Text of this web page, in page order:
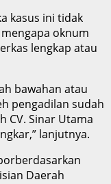
kasus ini tidak
oknum
lengkap atau
bawahan atau
pengadilan sudah
CV. Sinar Utama
lanjutnya.
Daerah